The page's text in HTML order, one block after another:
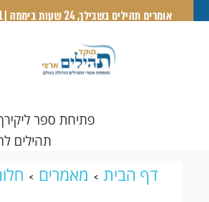
אומרים תהילים בשבילך, 24 שעות ביממה | 1-700-700-721
פתיחת ספר
תהילים
דף הבית מאמרים